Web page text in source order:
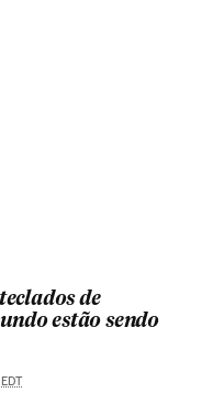
de
estão sendo
EDT